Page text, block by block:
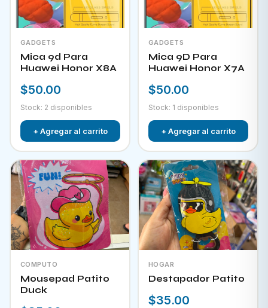
GADGETS
Mica 9d Para
Huawei Honor X8A
$50.00
Stock: 2 disponibles
+ Agregar al carrito
GADGETS
Mica 9D Para
Huawei Honor X7A
$50.00
Stock: 1 disponibles
+ Agregar al carrito
COMPUTO
Mousepad Patito
Duck
HOGAR
Destapador Patito
$35.00